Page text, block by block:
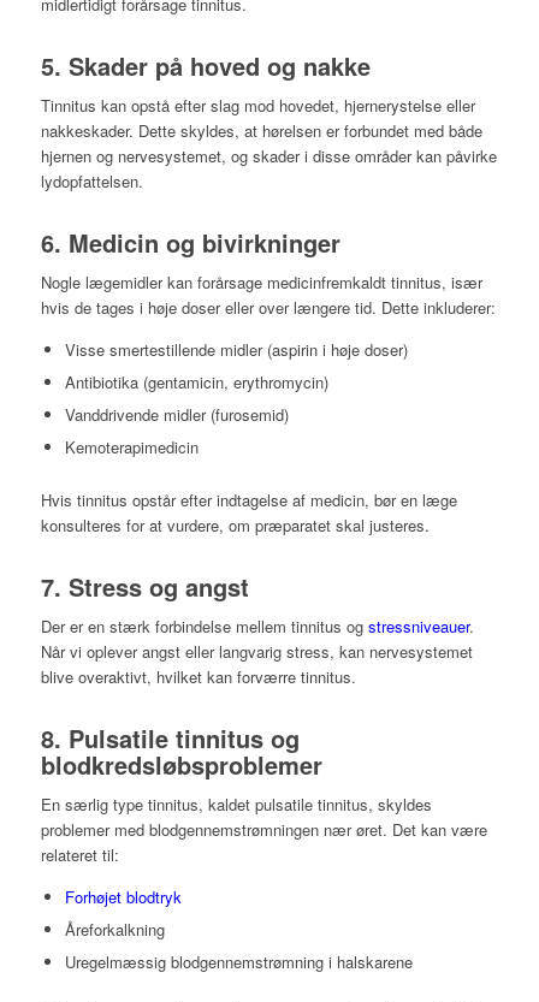
5. Skader på hoved og nakke
Tinnitus kan opstå efter slag mod hovedet, hjernerystelse eller
nakkeskader. Dette skyldes, at hørelsen er forbundet med både
hjernen og nervesystemet, og skader i disse områder kan påvirke
lydopfattelsen.
6. Medicin og bivirkninger
Nogle lægemidler kan forårsage medicinfremkaldt tinnitus, især
hvis de tages i høje doser eller over længere tid. Dette inkluderer:
Visse smertestillende midler (aspirin i høje doser)
Antibiotika (gentamicin, erythromycin)
Vanddrivende midler (furosemid)
Kemoterapimedicin
Hvis tinnitus opstår efter indtagelse af medicin, bør en læge
konsulteres for at vurdere, om præparatet skal justeres.
7. Stress og angst
Der er en stærk forbindelse mellem tinnitus og stressniveauer.
Når vi oplever angst eller langvarig stress, kan nervesystemet
blive overaktivt, hvilket kan forværre tinnitus.
8. Pulsatile tinnitus og
blodkredsløbsproblemer
En særlig type tinnitus, kaldet pulsatile tinnitus, skyldes
problemer med blodgennemstrømningen nær øret. Det kan være
relateret til:
Forhøjet blodtryk
Åreforkalkning
Uregelmæssig blodgennemstrømning i halskarene